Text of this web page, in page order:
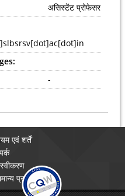
असिस्टेंट प्रोफेसर
-
एवं शर्तें
प्रश्न